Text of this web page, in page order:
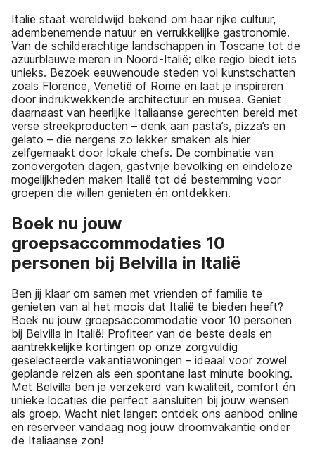
Italië staat wereldwijd bekend om haar rijke cultuur,
adembenemende natuur en verrukkelijke gastronomie.
Van de schilderachtige landschappen in Toscane tot de
azuurblauwe meren in Noord-Italië; elke regio biedt iets
unieks. Bezoek eeuwenoude steden vol kunstschatten
zoals Florence, Venetië of Rome en laat je inspireren
door indrukwekkende architectuur en musea. Geniet
daarnaast van heerlijke Italiaanse gerechten bereid met
verse streekproducten – denk aan pasta’s, pizza’s en
gelato – die nergens zo lekker smaken als hier
zelfgemaakt door lokale chefs. De combinatie van
zonovergoten dagen, gastvrije bevolking en eindeloze
mogelijkheden maken Italië tot dé bestemming voor
groepen die willen genieten én ontdekken.
Boek nu jouw
groepsaccommodaties 10
personen bij Belvilla in Italië
Ben jij klaar om samen met vrienden of familie te
genieten van al het moois dat Italië te bieden heeft?
Boek nu jouw groepsaccommodatie voor 10 personen
bij Belvilla in Italië! Profiteer van de beste deals en
aantrekkelijke kortingen op onze zorgvuldig
geselecteerde vakantiewoningen – ideaal voor zowel
geplande reizen als een spontane last minute booking.
Met Belvilla ben je verzekerd van kwaliteit, comfort én
unieke locaties die perfect aansluiten bij jouw wensen
als groep. Wacht niet langer: ontdek ons aanbod online
en reserveer vandaag nog jouw droomvakantie onder
de Italiaanse zon!